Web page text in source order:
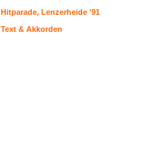
Hitparade, Lenzerheide '91
Text & Akkorden